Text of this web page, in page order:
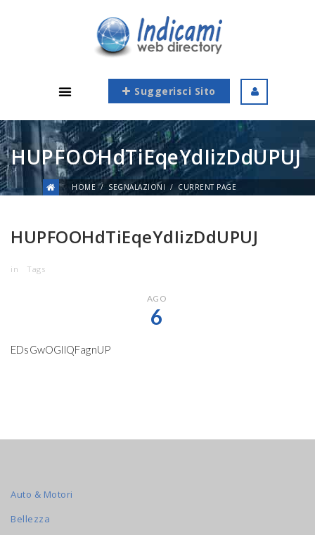
Suggerisci Sito
HUPFOOHdTiEqeYdIizDdUPUJ
HOME SEGNALAZIONI CURRENT PAGE
HUPFOOHdTiEqeYdIizDdUPUJ
in Tags
AGO
6
EDsGwOGllQFagnUP
Auto & Motori
Bellezza